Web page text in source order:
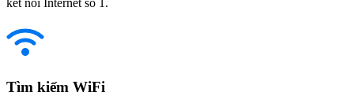
kết nối Internet số 1.
Tìm kiếm WiFi